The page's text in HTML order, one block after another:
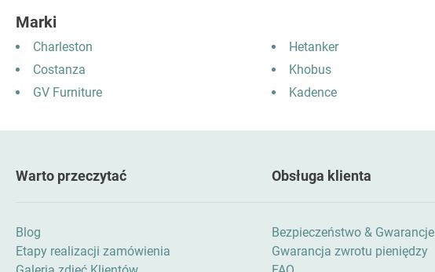
Marki
Charleston
Costanza
GV Furniture
Hetanker
Khobus
Kadence
Warto przeczytać
Blog
Etapy realizacji zamówienia
Obsługa klienta
Bezpieczeństwo & Gwarancje
Gwarancja zwrotu pieniędzy